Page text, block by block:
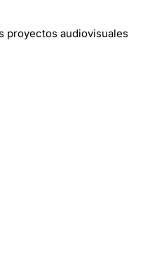
proyectos audiovisuales